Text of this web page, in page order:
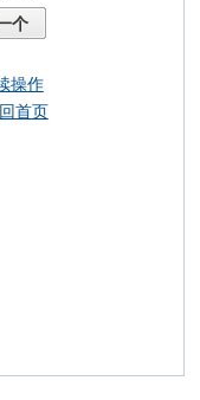
个
操作
首页